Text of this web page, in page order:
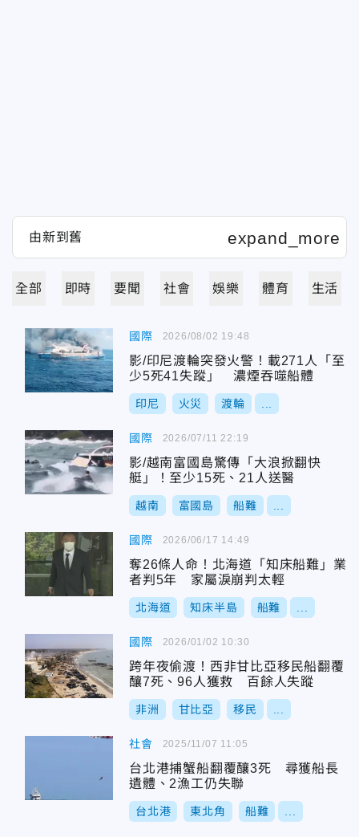
全部 即時 要聞 社會 娛樂 體育 生活
國際
影/印尼渡輪突發火警！載271人「至
少5死41失蹤」 濃煙吞噬船體
印尼 火災 渡輪
2026/08/02 19:48
國際
影/越南富國島驚傳「大浪掀翻快
艇」！至少15死、21人送醫
越南 富國島 船難
2026/07/11 22:19
國際
奪26條人命！北海道「知床船難」業
者判5年 家屬淚崩判太輕
北海道 知床半島 船難
2026/06/17 14:49
國際
跨年夜偷渡！西非甘比亞移民船翻覆
釀7死、96人獲救 百餘人失蹤
非洲 甘比亞 移民
2026/01/02 10:30
社會
台北港捕蟹船翻覆釀3死 尋獲船長
遺體、2漁工仍失聯
台北港 東北角 船難
2025/11/07 11:05